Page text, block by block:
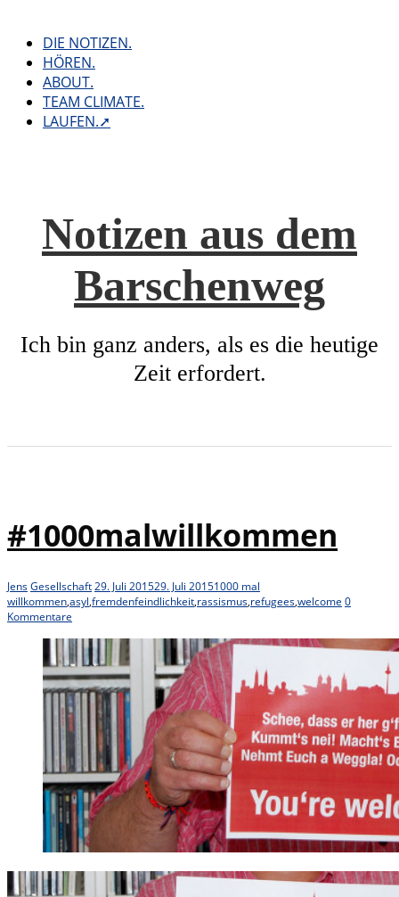
contentDIE NOTIZEN.
HÖREN.
ABOUT.
TEAM CLIMATE.
LAUFEN.➚
Notizen aus dem
Barschenweg
Ich bin ganz anders, als es die heutige
Zeit erfordert.
#1000malwillkommen
JensGesellschaft29. Juli 201529. Juli 20151000 mal
willkommen,asyl,fremdenfeindlichkeit,rassismus,refugees,welcome 0
Kommentare